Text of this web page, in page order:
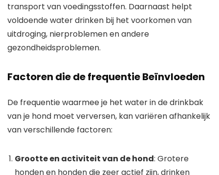
transport van voedingsstoffen. Daarnaast helpt
voldoende water drinken bij het voorkomen van
uitdroging, nierproblemen en andere
gezondheidsproblemen.
Factoren die de frequentie Beïnvloeden
De frequentie waarmee je het water in de drinkbak
van je hond moet verversen, kan variëren afhankelijk
van verschillende factoren:
Grootte en activiteit van de hond: Grotere
honden en honden die zeer actief zijn, drinken